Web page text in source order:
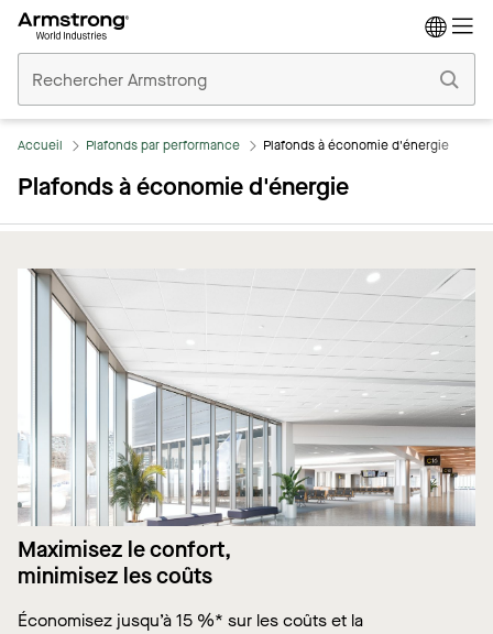
Plafonds
Commerciaux
Accueil Plafonds par performance Plafonds à économie d'énergie
Plafonds à économie d'énergie
Maximisez le confort,
minimisez les coûts
Économisez jusqu’à 15 %* sur les coûts et la